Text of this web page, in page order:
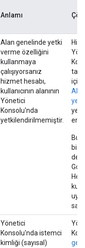
Anlamı
Alan genelinde yetki
verme özelliğini
kullanmaya
çalışıyorsanız
hizmet hesabı,
kullanıcının alanının
Yönetici
Konsolu'nda
yetkilendirilmemiştir.
Bu
de
Yönetici
Konsolu'nda istemci
kimliği (sayısal)